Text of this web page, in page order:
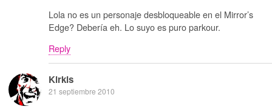
Lola no es un personaje desbloqueable en el Mirror’s
Edge? Debería eh. Lo suyo es puro parkour.
Reply
Kirkis
21 septiembre 2010